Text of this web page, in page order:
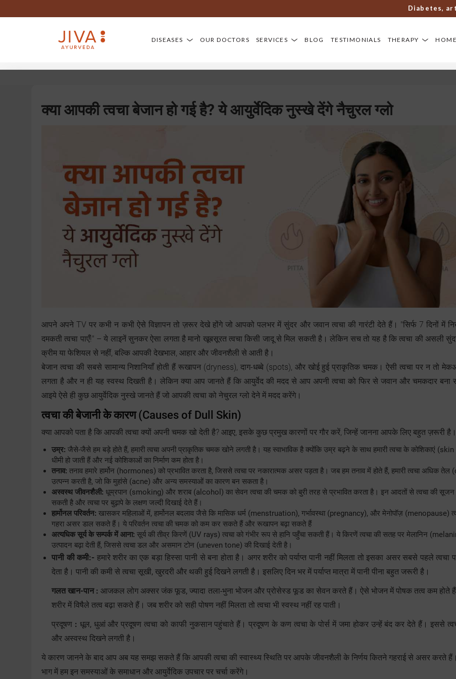
Diabetes,
DISEASES OUR DOCTORS SERVICES BLOG TESTIMONIALS THERAPY
क्या आपकी त्वचा बेजान हो गई है? ये आयुर्वेदिक नुस्खे देंगे नैचुरल ग्लो
आपने अपने TV पर कभी न कभी ऐसे विज्ञापन तो ज़रूर देखे होंगे जो आपको पलभर में सुंदर और जवान त्वचा की गारंटी देते हैं। "सिर्फ 7 दिनों में
दमकती त्वचा पाएँ!" – ये लाइनें सुनकर ऐसा लगता है मानो खूबसूरत त्वचा किसी जादू से मिल सकती है। लेकिन सच तो यह है कि त्वचा की असली
क्रीम या फेशियल से नहीं, बल्कि आपकी देखभाल, आहार और जीवनशैली से आती है।
बेजान त्वचा की सबसे सामान्य निशानियाँ होती हैं रूखापन (dryness), दाग-धब्बे (spots), और खोई हुई प्राकृतिक चमक। ऐसी त्वचा पर न तो
लगता है और न ही यह स्वस्थ दिखती है। लेकिन क्या आप जानते हैं कि आयुर्वेद की मदद से आप अपनी त्वचा को फिर से जवान और चमकदार बना
आइये ऐसे ही कुछ आयुर्वेदिक नुस्खे जानते हैं जो आपकी त्वचा को नेचुरल ग्लो देने में मदद करेंगे।
त्वचा की बेजानी के कारण(Causes of Dull Skin)
क्या आपको पता है कि आपकी त्वचा क्यों अपनी चमक खो देती है? आइए, इसके कुछ प्रमुख कारणों पर गौर करें, जिन्हें जानना आपके लिए बहुत ज़रूरी है।
उम्र: जैसे-जैसे हम बड़े होते हैं, हमारी त्वचा अपनी प्राकृतिक चमक खोने लगती है। यह स्वाभाविक है क्योंकि उम्र बढ़ने के साथ हमारी त्वचा के कोशिकाएं
धीमी हो जाती हैं और नई कोशिकाओं का निर्माण कम होता है।
तनाव: तनाव हमारे हार्मोन (hormones) को प्रभावित करता है, जिससे त्वचा पर नकारात्मक असर पड़ता है। जब हम तनाव में होते हैं, हमारी त्वचा अधिक तेल
उत्पन्न करती है, जो कि मुहांसे (acne) और अन्य समस्याओं का कारण बन सकता है।
अस्वस्थ जीवनशैली: धूम्रपान (smoking) और शराब (alcohol) का सेवन त्वचा की चमक को बुरी तरह से प्रभावित करता है। इन आदतों से त्वचा की सूजन
सकती है और त्वचा पर बुढ़ापे के लक्षण जल्दी दिखाई देते हैं।
हार्मोनल परिवर्तन: खासकर महिलाओं में, हार्मोनल बदलाव जैसे कि मासिक धर्म (menstruation), गर्भावस्था (pregnancy), और मेनोपॉज़ (menopause)
गहरा असर डाल सकते हैं। ये परिवर्तन त्वचा की चमक को कम कर सकते हैं और रूखापन बढ़ा सकते हैं
अत्यधिक सूर्य के सम्पर्क में आना: सूर्य की तीव्र किरणें (UV rays) त्वचा को गंभीर रूप से हानि पहुँचा सकती हैं। ये किरणें त्वचा की सतह पर मेलानिन
उत्पादन बढ़ा देती हैं, जिससे त्वचा डल और असमान टोन (uneven tone) की दिखाई देती है।
पानी की कमी:- हमारे शरीर का एक बड़ा हिस्सा पानी से बना होता है। अगर शरीर को पर्याप्त पानी नहीं मिलता तो इसका असर सबसे पहले त्वचा
देता है। पानी की कमी से त्वचा सूखी, खुरदरी और थकी हुई दिखने लगती है। इसलिए दिन भर में पर्याप्त मात्रा में पानी पीना बहुत जरूरी है।
गलत खान-पान :आजकल लोग अक्सर जंक फूड, ज्यादा तला-भुना भोजन और प्रोसेस्ड फूड का सेवन करते हैं। ऐसे भोजन में पोषक तत्व कम होते
शरीर में विषैले तत्व बढ़ा सकते हैं। जब शरीर को सही पोषण नहीं मिलता तो त्वचा भी स्वस्थ नहीं रह पाती।
प्रदूषण : धूल, धुआं और प्रदूषण त्वचा को काफी नुकसान पहुंचाते हैं। प्रदूषण के कण त्वचा के पोर्स में जमा होकर उन्हें बंद कर देते हैं। इससे
और अस्वस्थ दिखने लगती है।
ये कारण जानने के बाद आप अब यह समझ सकते हैं कि आपकी त्वचा की स्वास्थ्य स्थिति पर आपके जीवनशैली के निर्णय कितने गहराई से असर करते
भाग में हम इन समस्याओं के समाधान और आयुर्वेदिक उपचार पर चर्चा करेंगे।